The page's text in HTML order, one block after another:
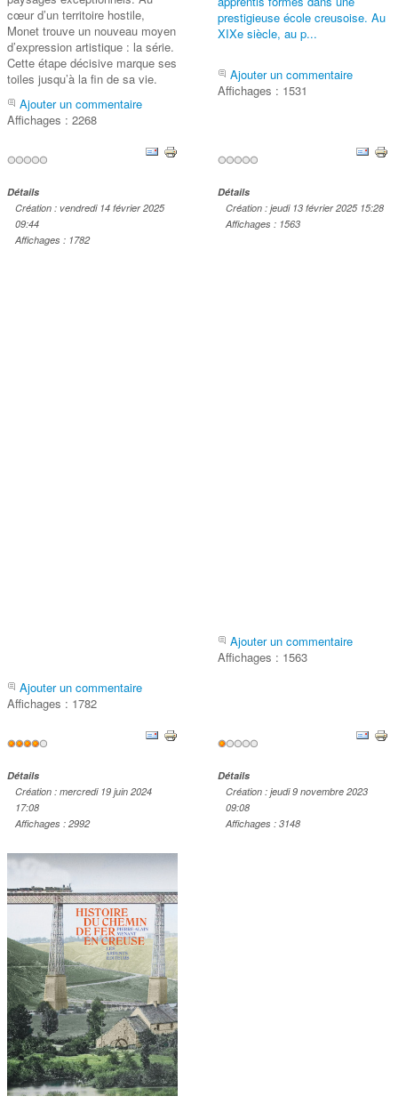
cœur d’un territoire hostile,
Monet trouve un nouveau moyen
d’expression artistique : la série.
Cette étape décisive marque ses
toiles jusqu’à la fin de sa vie.
Ajouter un commentaire
Affichages : 2268
prestigieuse école creusoise. Au
XIXe siècle, au p...
Ajouter un commentaire
Affichages : 1531
Détails
Création : vendredi 14 février 2025
09:44
Affichages : 1782
Ajouter un commentaire
Affichages : 1782
Détails
Création : jeudi 13 février 2025 15:28
Affichages : 1563
Ajouter un commentaire
Affichages : 1563
Vote
Détails
Création : mercredi 19 juin 2024
17:08
Affichages : 2992
Vote
Détails
Création : jeudi 9 novembre 2023
09:08
Affichages : 3148